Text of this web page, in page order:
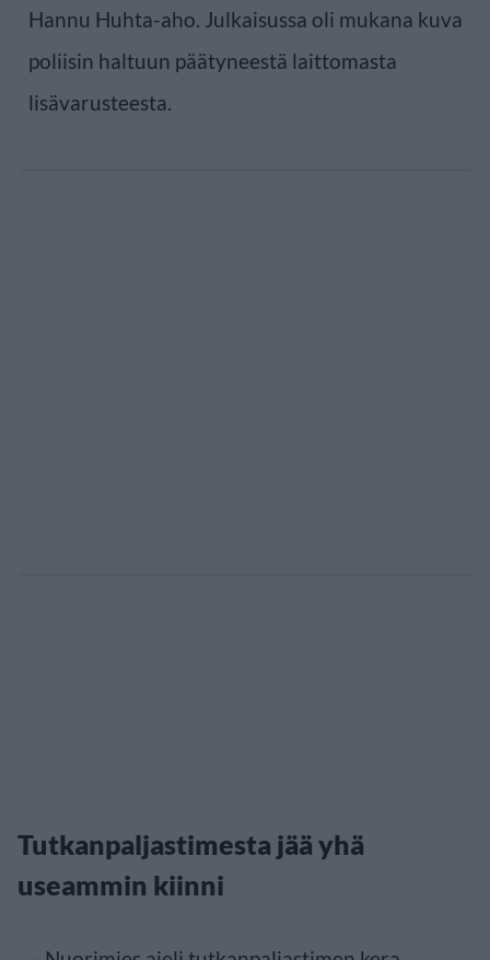
Hannu Huhta-aho. Julkaisussa oli mukana kuva
poliisin haltuun päätyneestä laittomasta
lisävarusteesta.
Tutkanpaljastimesta jää yhä
useammin kiinni